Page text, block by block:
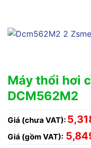
Máy thổi hơi
DCM562M2
Giá (chưa VAT):
Giá (gồm VAT):